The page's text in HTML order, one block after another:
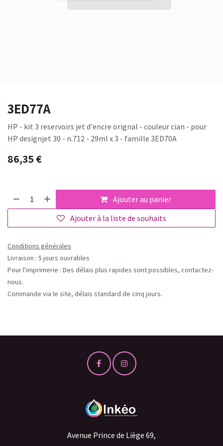
3ED77A
HP - kit 3 reservoirs jet d'encre orignal - couleur cian - pour
HP designjet 30 - n.712 - 29ml x 3 - famille 3ED70A
86,35€
Ajouter au panier
Ajouter à la liste de souhaits
Conditions générales
Livraison : 5 jours ouvrables
Pour l'imprimerie : Des délais plus rapides sont possibles, contactez-
nous.
Commande via le site, délais standard de cinq jours.
Avenue Prince de Liège 69,